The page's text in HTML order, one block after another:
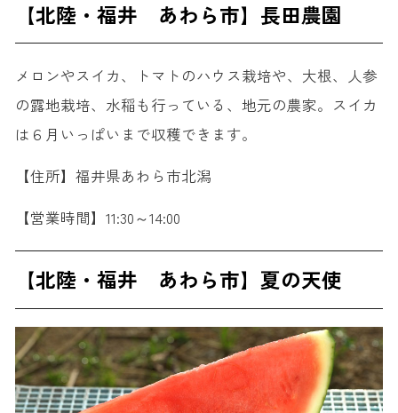
【北陸・福井 あわら市】長田農園
メロンやスイカ、トマトのハウス栽培や、大根、人参
の露地栽培、水稲も行っている、地元の農家。スイカ
は６月いっぱいまで収穫できます。
【住所】福井県あわら市北潟
【営業時間】11:30～14:00
【北陸・福井 あわら市】夏の天使